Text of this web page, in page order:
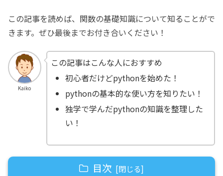
この記事を読めば、関数の基礎知識について知ることがで
きます。ぜひ最後までお付き合いください！
Kaiko
この記事はこんな人におすすめ
初心者だけどpythonを始めた！
pythonの基本的な使い方を知りたい！
独学で学んだpythonの知識を整理した
い！
目次